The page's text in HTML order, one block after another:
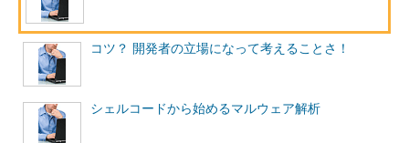
コツ？ 開発者の立場になって考えることさ！
シェルコードから始めるマルウェア解析